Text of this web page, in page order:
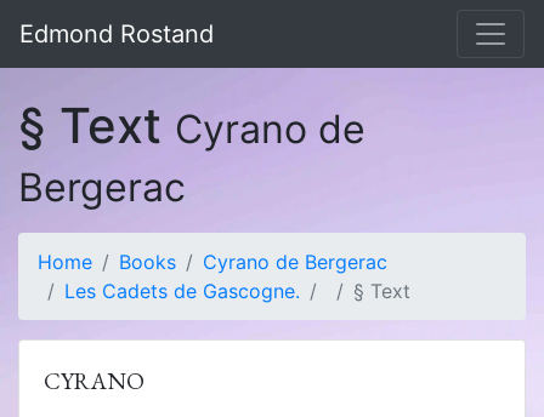
Edmond Rostand
§ Text Cyrano de
Bergerac
Home Books
Cyrano de Bergerac
Les Cadets de Gascogne.
§ Text
CYRANO